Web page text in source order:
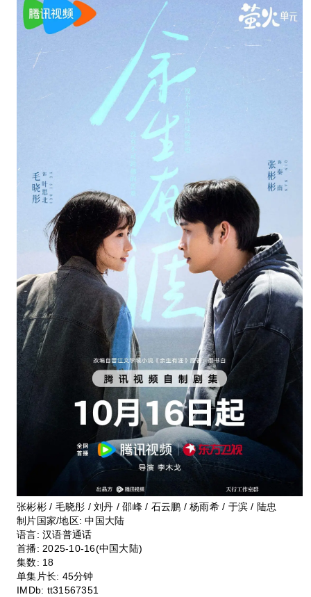
张彬彬 / 毛晓彤 / 刘丹 / 邵峰 / 石云鹏 / 杨雨希 / 于滨 / 陆忠
制片国家/地区: 中国大陆
语言: 汉语普通话
首播: 2025-10-16(中国大陆)
集数: 18
单集片长: 45分钟
IMDb: tt31567351